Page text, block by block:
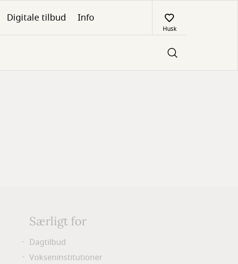
Digitale tilbud Info
Husk
Særligt for
Dagtilbud
Vokseninstitutioner